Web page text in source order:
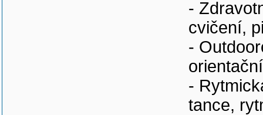
-
cvičení,
-
-
tance,